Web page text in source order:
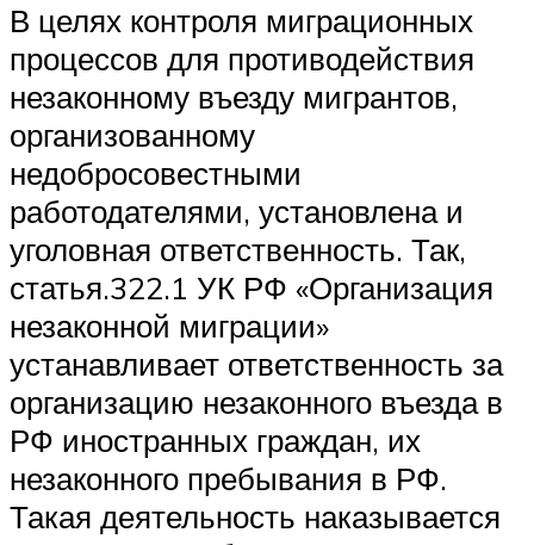
В целях контроля миграционных
процессов для противодействия
незаконному въезду мигрантов,
организованному
недобросовестными
работодателями, установлена и
уголовная ответственность. Так,
статья.322.1 УК РФ «Организация
незаконной миграции»
устанавливает ответственность за
организацию незаконного въезда в
РФ иностранных граждан, их
незаконного пребывания в РФ.
Такая деятельность наказывается